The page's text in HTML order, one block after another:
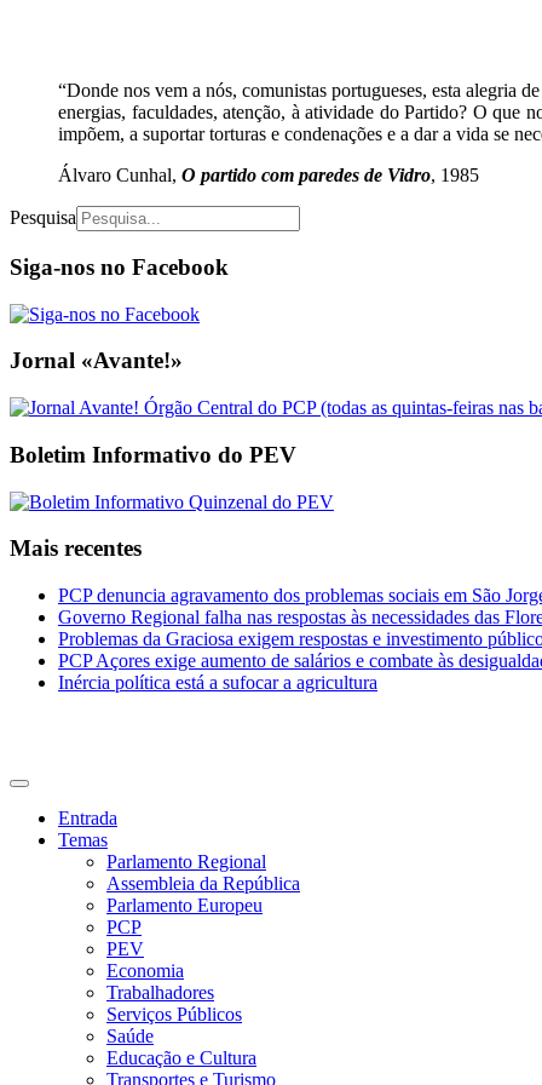
“Donde nos vem a nós, comunistas portugueses, esta alegria
energias, faculdades, atenção, à atividade do Partido? O que
impõem, a suportar torturas e condenações e a dar a vida se
Álvaro Cunhal, O partido com paredes de Vidro, 1985
Pesquisa
Siga-nos no Facebook
Jornal «Avante!»
Boletim Informativo do PEV
Mais recentes
PCP denuncia agravamento dos problemas sociais em São
Governo Regional falha nas respostas às necessidades das
Problemas da Graciosa exigem respostas e investimento
PCP Açores exige aumento de salários e combate às
Inércia política está a sufocar a agricultura
Entrada
Temas
Parlamento Regional
Assembleia da República
Parlamento Europeu
PCP
PEV
Economia
Trabalhadores
Serviços Públicos
Saúde
Educação e Cultura
Transportes e Turismo